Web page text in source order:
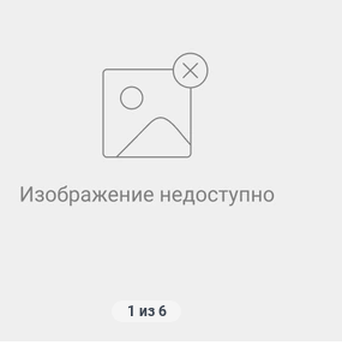
1 из 6